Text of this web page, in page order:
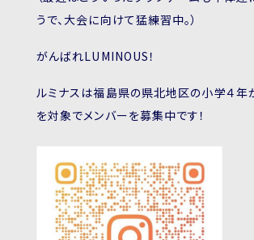
うで、大会に向けて猛練習中。）
がんばれLUMINOUS！
ルミナスは福島県の県北地区の小学４年
を対象でメンバーを募集中です！